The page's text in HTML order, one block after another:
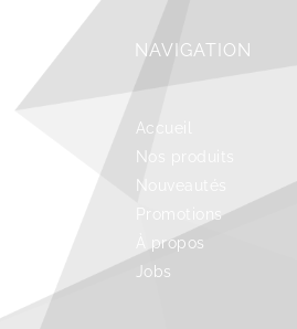
NAVIGATION
Accueil
Nos produits
Nouveautés
Promotions
À propos
Jobs